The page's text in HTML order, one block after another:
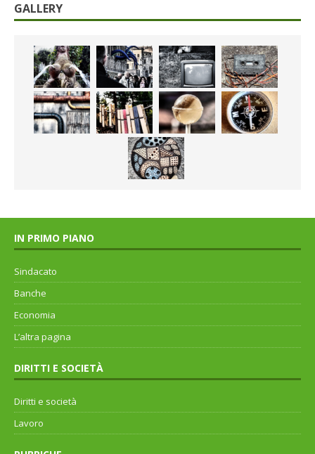
GALLERY
IN PRIMO PIANO
Sindacato
Banche
Economia
L’altra pagina
DIRITTI E SOCIETÀ
Diritti e società
Lavoro